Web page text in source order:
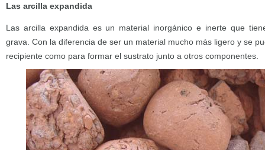
Las arcilla expandida
Las arcilla expandida es un material inorgánico e inerte que
grava. Con la diferencia de ser un material mucho más ligero y se
recipiente como para formar el sustrato junto a otros componentes.